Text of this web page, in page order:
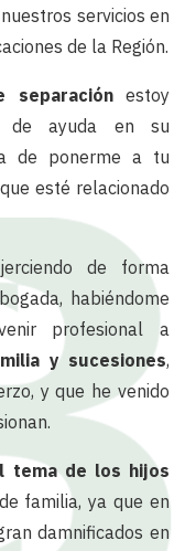
servicios en
de la Región.
separaciónestoy
de ayuda en su
de ponerme a tu
esté relacionado
de forma
habiéndome
profesional a
y sucesiones,
y que he venido
tema de los hijos
familia, ya que en
damnificados en